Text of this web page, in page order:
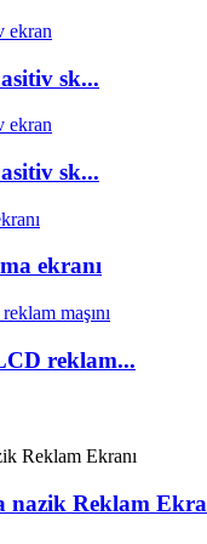
sk...
sk...
ekranı
reklam...
Reklam